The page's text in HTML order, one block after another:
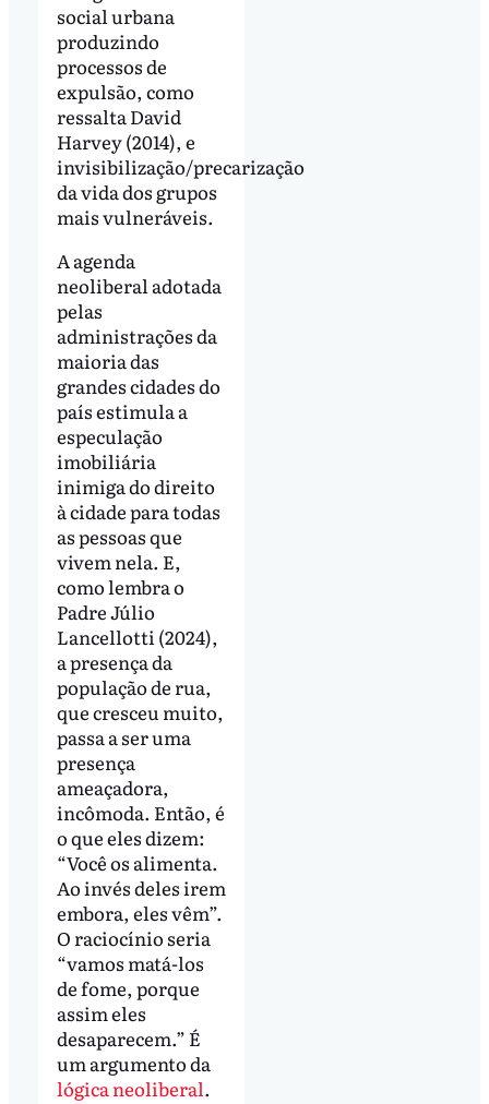
social urbana
produzindo
processos de
expulsão, como
ressalta David
Harvey (2014), e
invisibilização/precarização
da vida dos grupos
mais vulneráveis.
A agenda
neoliberal adotada
pelas
administrações da
maioria das
grandes cidades do
país estimula a
especulação
imobiliária
inimiga do direito
à cidade para todas
as pessoas que
vivem nela. E,
como lembra o
Padre Júlio
Lancellotti (2024),
a presença da
população de rua,
que cresceu muito,
passa a ser uma
presença
ameaçadora,
incômoda. Então, é
o que eles dizem:
“Você os alimenta.
Ao invés deles irem
embora, eles vêm”.
O raciocínio seria
“vamos matá-los
de fome, porque
assim eles
desaparecem.” É
um argumento da
lógica neoliberal.